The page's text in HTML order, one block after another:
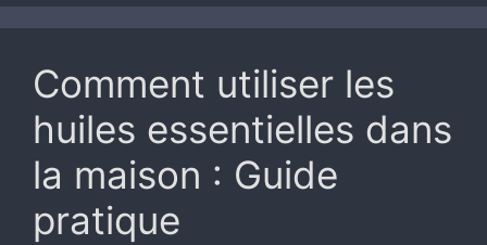
Comment utiliser les
huiles essentielles dans
la maison : Guide
pratique